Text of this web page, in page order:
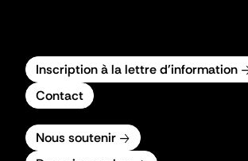
Inscription à la lettre d'information
Contact
Nous soutenir